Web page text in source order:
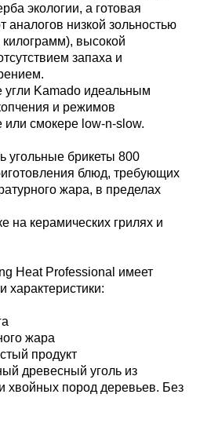
экологии, а готовая
аналогов низкой зольностью
высокой
запаха и
Kamado идеальным
и режимов
или смокере low-n-slow.
угольные брикеты 800
блюд, требующих
жара, в пределах
на керамических грилях и
Heat Professional имеет
характеристики:
жара
продукт
древесный уголь из
хвойных пород деревьев. Без